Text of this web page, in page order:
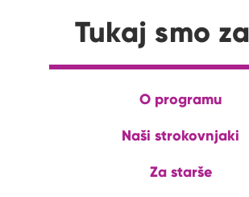
Tukaj smo
O programu
Naši strokovnjaki
Za starše